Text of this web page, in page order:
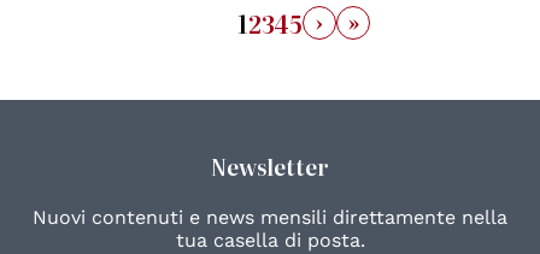
12345 › »
Newsletter
Nuovi contenuti e news mensili direttamente nella
tua casella di posta.